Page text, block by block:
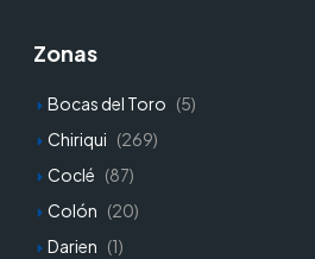
Zonas
Bocas del Toro (5)
Chiriqui (269)
Coclé (87)
Colón (20)
Darien (1)